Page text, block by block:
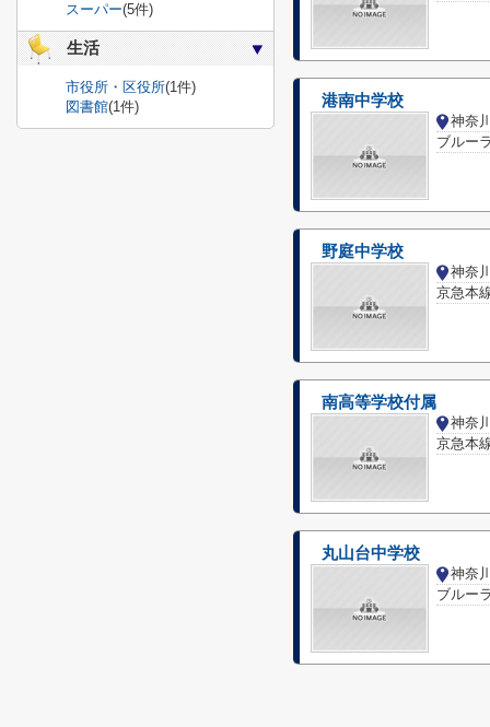
港南中学校
ブルー
野庭中学校
神奈
京急本
南高等学校付属
京急本
丸山台中学校
ブルー
スーパー(5件)
生活
市役所・区役所(1件)
図書館(1件)